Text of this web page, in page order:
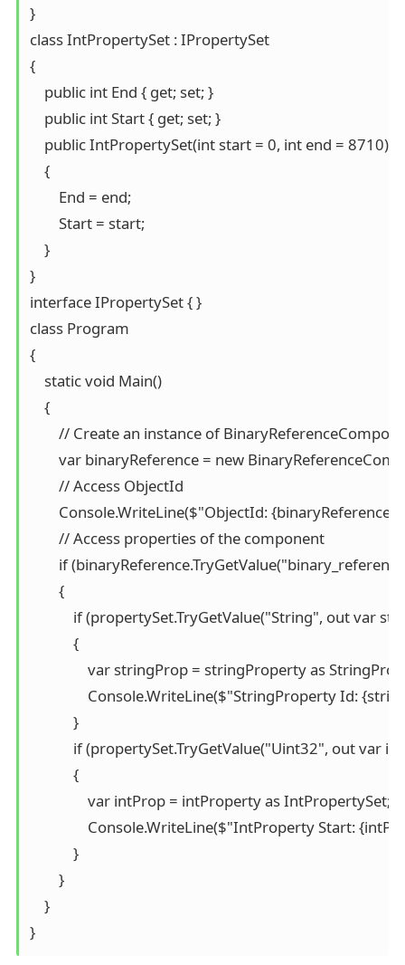
}
class IntPropertySet : IPropertySet
{
    public int End { get; set; }
    public int Start { get; set; }
    public IntPropertySet(int start = 0, int end = 8710)
    {
        End = end;
        Start = start;
    }
}
interface IPropertySet { }
class Program
{
    static void Main()
    {
// Create an instance of
var binaryReference = new
        // Access ObjectId
Console.WriteLine($"ObjectId:
        // Access properties of the component
if
        {
if (propertySet.TryGetValue("String", out var
            {
var stringProp = stringProperty as
Console.WriteLine($"StringProperty Id:
            }
if (propertySet.TryGetValue("Uint32", out var
            {
                var intProp = intProperty as IntPropertySet;
Console.WriteLine($"IntProperty Start:
            }
        }
    }
}